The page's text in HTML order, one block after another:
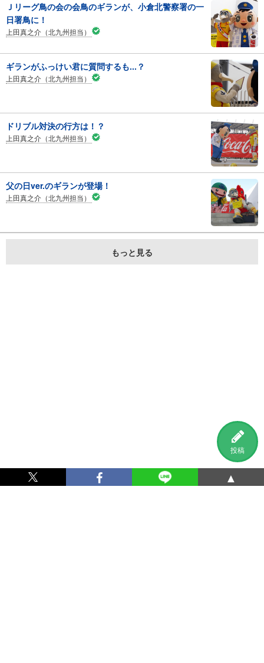
投稿
Ｊリーグ鳥の会の会鳥のギランが、小倉北警察署の一
日署鳥に！
上田真之介（北九州担当）
ギランがふっけい君に質問するも...？
上田真之介（北九州担当）
ドリブル対決の行方は！？
上田真之介（北九州担当）
父の日ver.のギランが登場！
上田真之介（北九州担当）
もっと見る
▲